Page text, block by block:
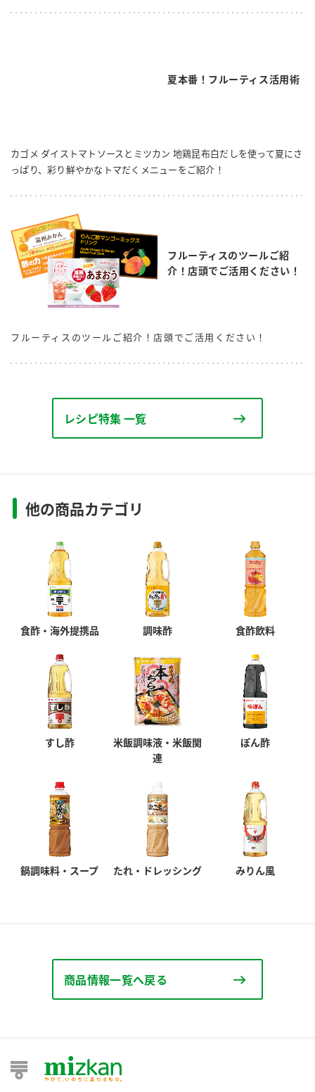
夏本番！フルーティス活用術
カゴメ ダイストマトソースとミツカン 地鶏昆布白だしを使って夏にさ
っぱり、彩り鮮やかなトマだくメニューをご紹介！
フルーティスのツールご紹
介！店頭でご活用ください！
フルーティスのツールご紹介！店頭でご活用ください！
レシピ特集 一覧
他の商品カテゴリ
食酢・海外提携品 調味酢 食酢飲料
すし酢
米飯調味液・米飯関
連
ぽん酢
鍋調味料・スープ たれ・ドレッシング みりん風
商品情報一覧へ戻る